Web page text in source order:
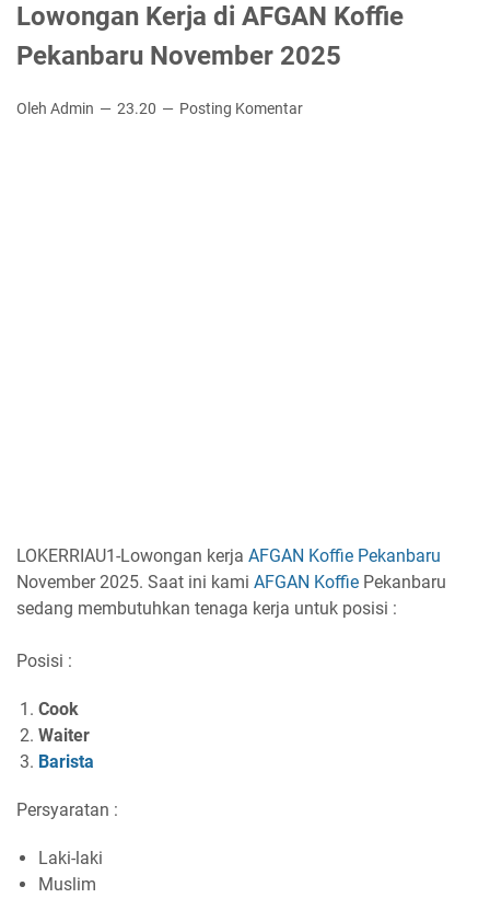
Lowongan Kerja di AFGAN Koffie
Pekanbaru November 2025
Oleh Admin 23.20 Posting Komentar
LOKERRIAU1-Lowongan kerja AFGAN Koffie Pekanbaru
November 2025. Saat ini kami AFGAN Koffie Pekanbaru
sedang membutuhkan tenaga kerja untuk posisi :
Posisi :
Cook
Waiter
Barista
Persyaratan :
Laki-laki
Muslim